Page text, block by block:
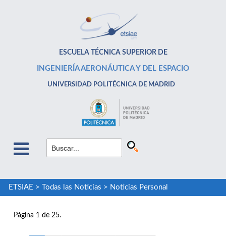
ESCUELA TÉCNICA SUPERIOR DE
INGENIERÍA AERONÁUTICA Y DEL ESPACIO
UNIVERSIDAD POLITÉCNICA DE MADRID
ETSIAE > Todas las Noticias > Noticias Personal
Página 1 de 25.